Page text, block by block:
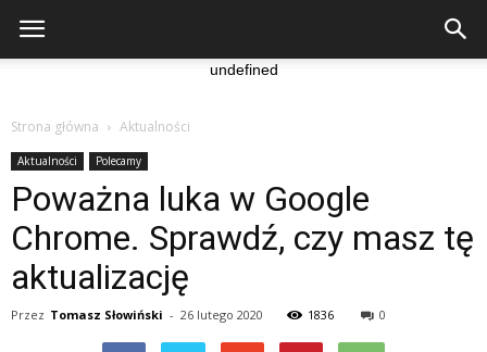
undefined
Strona główna Aktualności
Aktualności Polecamy
Poważna luka w Google
Chrome. Sprawdź, czy masz tę
aktualizację
Przez Tomasz Słowiński - 26 lutego 2020 1836 0